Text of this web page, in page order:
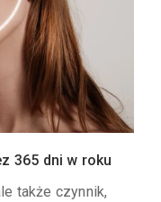
365 dni w roku
także czynnik,